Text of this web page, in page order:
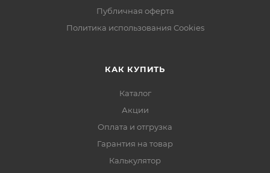
Публичная оферта
Политика использования Cookies
КАК КУПИТЬ
Каталог
Акции
Оплата и отгрузка
Гарантия на товар
Калькулятор